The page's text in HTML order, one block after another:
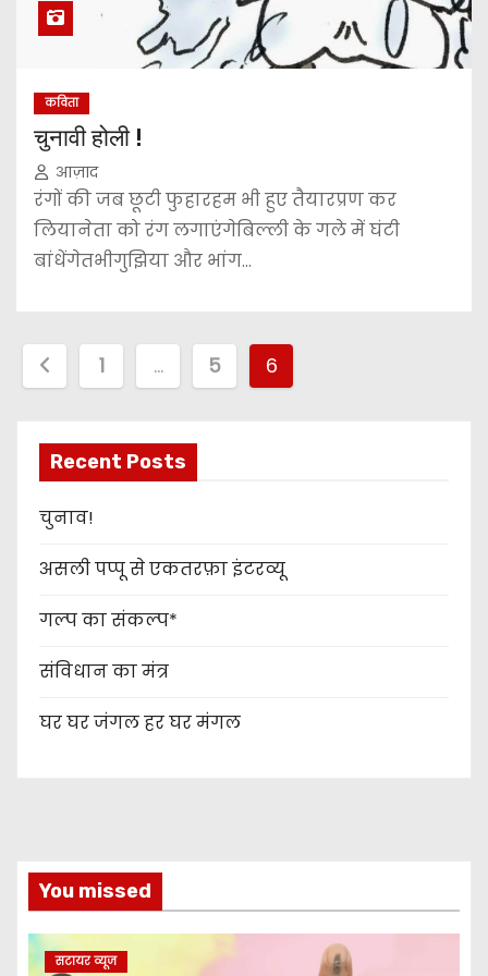
कविता
चुनावी होली !
आज़ाद
रंगों की जब छूटी फुहारहम भी हुए तैयारप्रण कर
लियानेता को रंग लगाएंगेबिल्ली के गले में घंटी
बांधेंगेतभीगुझिया और भांग…
t
o
1 … 5 6
Recent Posts
चुनाव!
असली पप्पू से एकतरफ़ा इंटरव्यू
गल्प का संकल्प*
संविधान का मंत्र
घर घर जंगल हर घर मंगल
You missed
सटायर व्यूज